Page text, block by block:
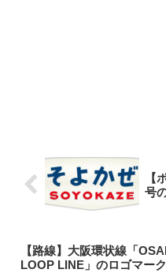
【
号
【路線】大阪環状線「
LOOP LINE」のロゴマーク